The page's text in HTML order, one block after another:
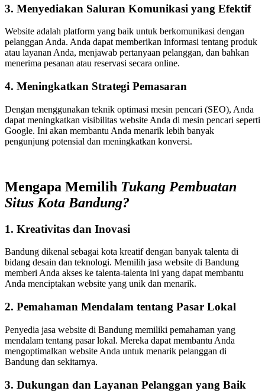
3. Menyediakan Saluran Komunikasi yang Efektif
Website adalah platform yang baik untuk berkomunikasi dengan
pelanggan Anda. Anda dapat memberikan informasi tentang produk
atau layanan Anda, menjawab pertanyaan pelanggan, dan bahkan
menerima pesanan atau reservasi secara online.
4. Meningkatkan Strategi Pemasaran
Dengan menggunakan teknik optimasi mesin pencari (SEO), Anda
dapat meningkatkan visibilitas website Anda di mesin pencari seperti
Google. Ini akan membantu Anda menarik lebih banyak
pengunjung potensial dan meningkatkan konversi.
Mengapa Memilih Tukang Pembuatan
Situs Kota Bandung?
1. Kreativitas dan Inovasi
Bandung dikenal sebagai kota kreatif dengan banyak talenta di
bidang desain dan teknologi. Memilih jasa website di Bandung
memberi Anda akses ke talenta-talenta ini yang dapat membantu
Anda menciptakan website yang unik dan menarik.
2. Pemahaman Mendalam tentang Pasar Lokal
Penyedia jasa website di Bandung memiliki pemahaman yang
mendalam tentang pasar lokal. Mereka dapat membantu Anda
mengoptimalkan website Anda untuk menarik pelanggan di
Bandung dan sekitarnya.
3. Dukungan dan Layanan Pelanggan yang Baik